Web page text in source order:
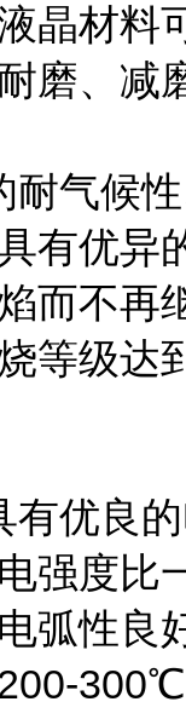
晶材料
磨、减
耐气候
有优异
而不再
等级达
有优良
强度比
弧性良